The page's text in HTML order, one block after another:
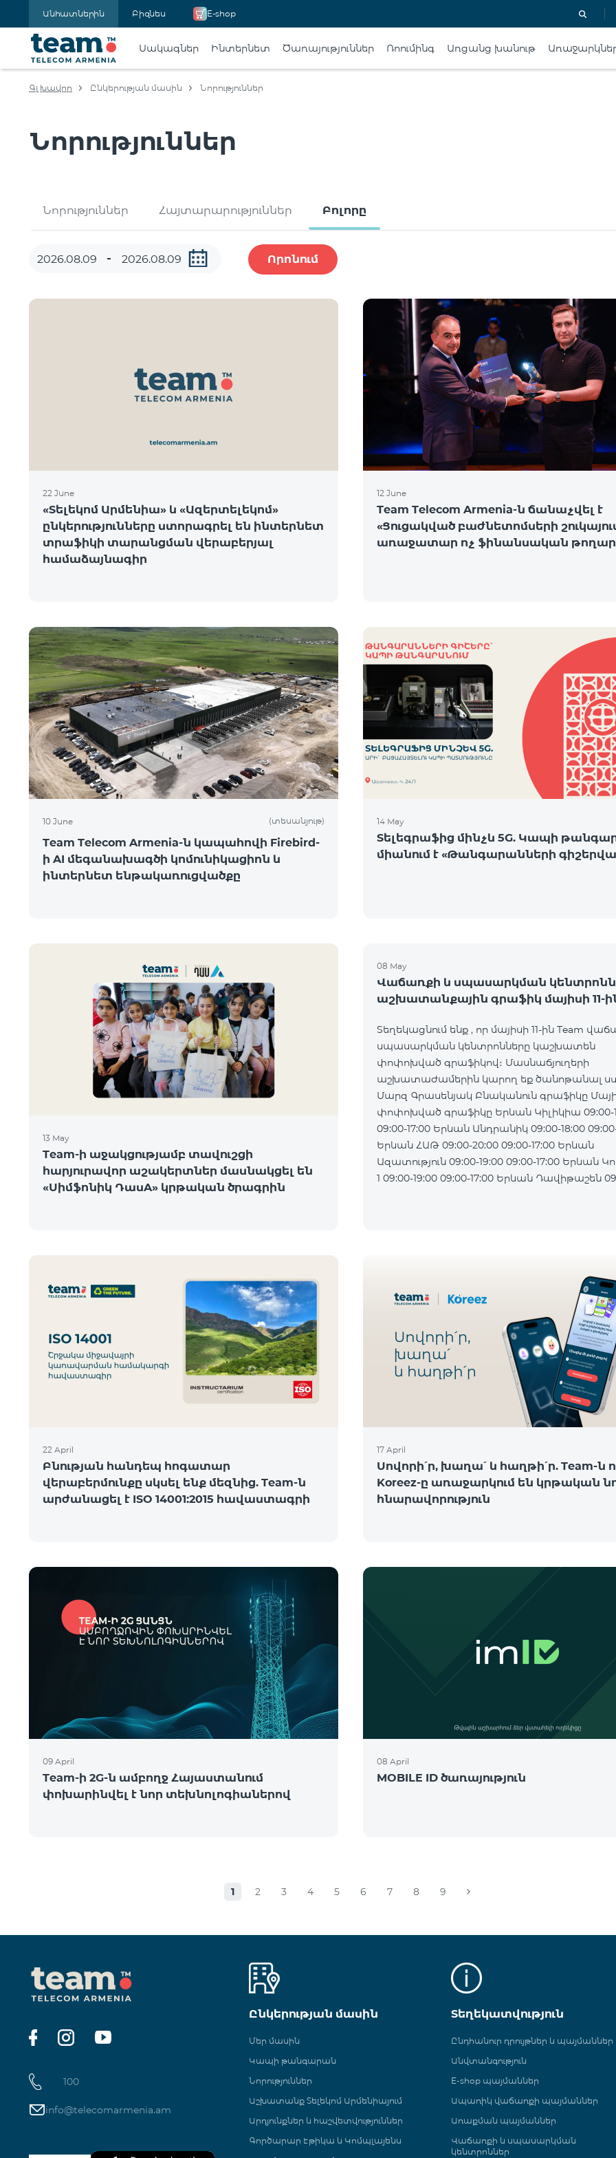
Անհատներին Բիզնես E-shop
Սակագներ Ինտերնետ Ծառայություններ Ռոումինգ Առցանց խանութ
Գլխավոր Ընկերության մասին Նորություններ
Նորություններ
Նորություններ Հայտարարություններ Բոլորը
Որոնում
22 June
«Տելեկոմ Արմենիա» և «Ազերտելեկոմ»
ընկերությունները ստորագրել են ինտերնետ
տրաֆիկի տարանցման վերաբերյալ
համաձայնագիր
12 June
Team Telecom Armenia-ն ճանաչվել է
«Ցուցակված բաժնետոմսերի
առաջատար ոչ ֆինանսական
10 June (տեսանյութ)
Team Telecom Armenia-ն կապահովի Firebird-
ի AI մեգանախագծի կոմունիկացիոն և
ինտերնետ ենթակառուցվածքը
14 May
Տելեգրաֆից մինչև 5G. Կապի
միանում է «Թանգարանների
13 May
Team-ի աջակցությամբ տավուշցի
հարյուրավոր աշակերտներ մասնակցել են
«Սիմֆոնիկ ԴասA» կրթական ծրագրին
08 May
Վաճառքի և սպասարկման
աշխատանքային գրաֆիկ մայիսի 11-
Տեղեկացնում ենք , որ մայիսի 11-ին Team
սպասարկման կենտրոնները կաշխատեն
փոփոխված գրաֆիկով։ Մասնաճյուղերի
աշխատաժամերին կարող եք ծանոթանալ
Մարզ Գրասենյակ Բնականուն գրաֆիկը
փոփոխված գրաֆիկը Երևան Կիլիկիա 09:00-18:00
09:00-17:00 Երևան Անդրանիկ 09:00-18:00 09:00-17:00
Երևան ՀԱԹ 09:00-20:00 09:00-17:00 Երևան
Ազատություն 09:00-19:00 09:00-17:00 Երևան Կոմիտաս
1 09:00-19:00 09:00-17:00 Երևան Դավիթաշեն 09:00-
22 April
Բնության հանդեպ հոգատար
վերաբերմունքը սկսել ենք մեզնից. Team-ն
արժանացել է ISO 14001:2015 հավաստագրի
17 April
Սովորի՛ր, խաղա՛ և հաղթի՛ր. Team-ն
Koreez-ը առաջարկում են կրթական
հնարավորություն
09 April
Team-ի 2G-ն ամբողջ Հայաստանում
փոխարինվել է նոր տեխնոլոգիաներով
08 April
MOBILE ID ծառայություն
1 2 3 4 5 6 7 8 9
100
info@telecomarmenia.am
Ընկերության մասին
Մեր մասին
Կապի թանգարան
Նորություններ
Աշխատանք Տելեկոմ Արմենիայում
Արդյունքներ և հաշվետվություններ
Գործարար Էթիկա և Կոմպլայենս
Տեղեկատվություն
Ընդհանուր դրույթներ և պայմաններ
Անվտանգություն
E-shop պայմաններ
Ապառիկ վաճառքի պայմաններ
Առաքման պայմաններ
Վաճառքի և սպասարկման
կենտրոններ